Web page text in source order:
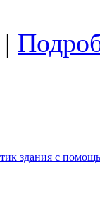
здания с